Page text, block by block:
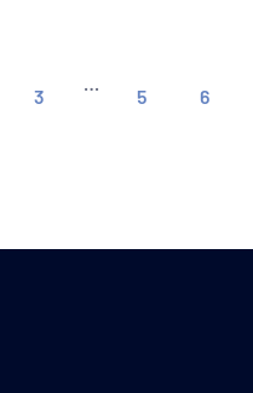
3
…
5 6